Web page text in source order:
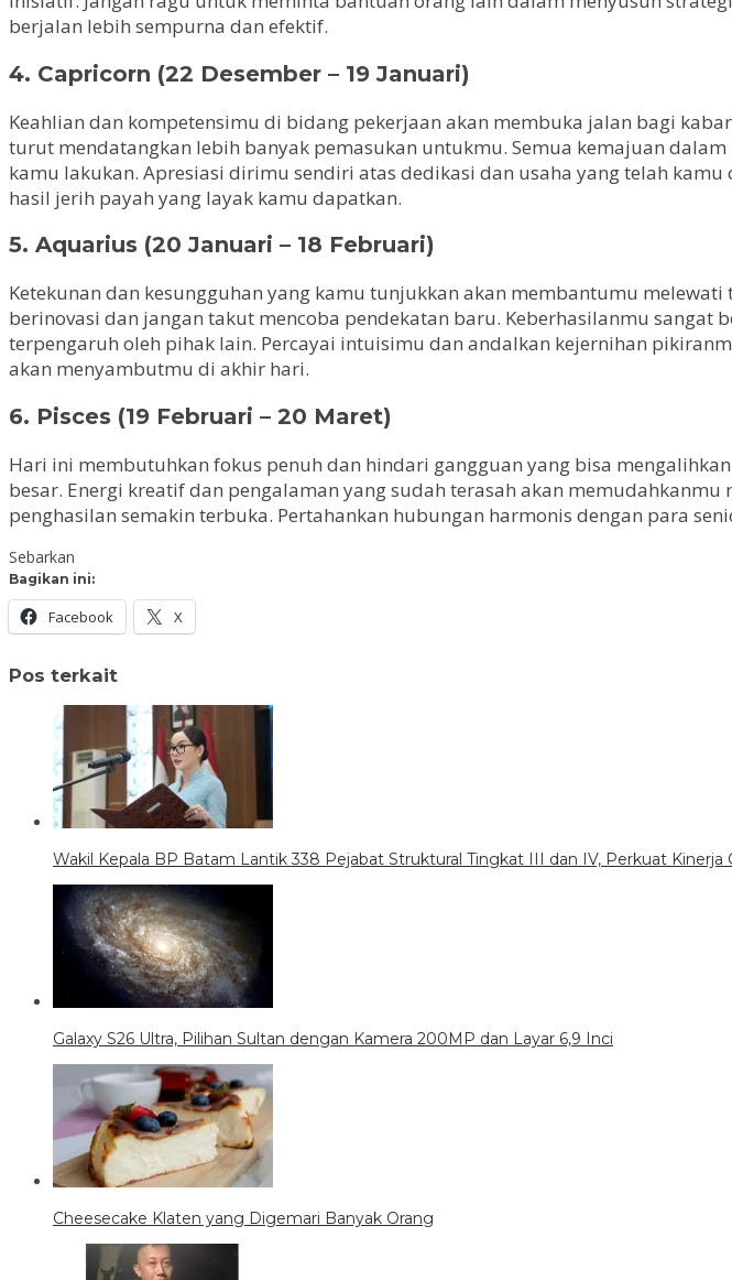
berjalan lebih sempurna dan efektif.
4. Capricorn (22 Desember – 19 Januari)
Keahlian dan kompetensimu di bidang pekerjaan akan membuka jalan bagi
turut mendatangkan lebih banyak pemasukan untukmu. Semua kemajuan
kamu lakukan. Apresiasi dirimu sendiri atas dedikasi dan usaha yang telah
hasil jerih payah yang layak kamu dapatkan.
5. Aquarius (20 Januari – 18 Februari)
Ketekunan dan kesungguhan yang kamu tunjukkan akan membantumu
berinovasi dan jangan takut mencoba pendekatan baru. Keberhasilanmu
terpengaruh oleh pihak lain. Percayai intuisimu dan andalkan kejernihan
akan menyambutmu di akhir hari.
6. Pisces (19 Februari – 20 Maret)
Hari ini membutuhkan fokus penuh dan hindari gangguan yang bisa
besar. Energi kreatif dan pengalaman yang sudah terasah akan
penghasilan semakin terbuka. Pertahankan hubungan harmonis dengan para
Sebarkan
Bagikan ini:
Facebook X
Pos terkait
Wakil Kepala BP Batam Lantik 338 Pejabat Struktural Tingkat III dan IV, Perkuat
Galaxy S26 Ultra, Pilihan Sultan dengan Kamera 200MP dan Layar 6,9 Inci
Cheesecake Klaten yang Digemari Banyak Orang